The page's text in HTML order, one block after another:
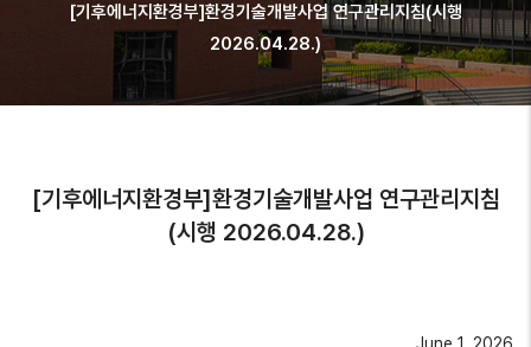
[기후에너지환경부]환경기술개발사업 연구관리지침(시행
2026.04.28.)
[기후에너지환경부]환경기술개발사업 연구관리지침
(시행 2026.04.28.)